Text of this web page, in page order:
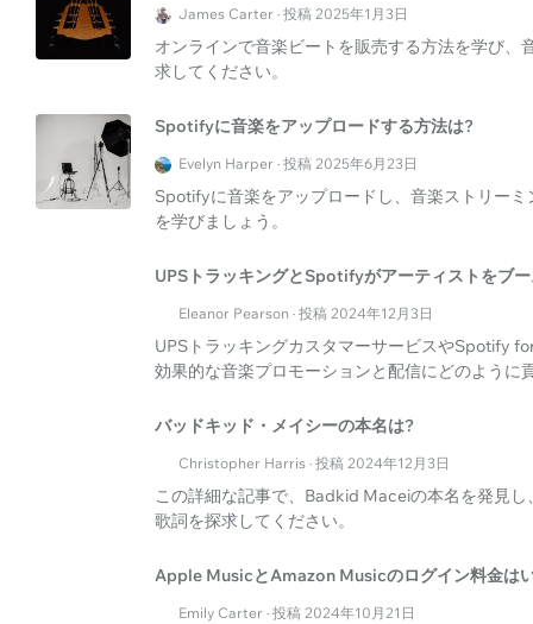
James Carter · 投稿 2025年1月3日
オンラインで音楽ビートを販売する方法を学び
求してください。
Spotifyに音楽をアップロードする方法は?
Evelyn Harper · 投稿 2025年6月23日
Spotifyに音楽をアップロードし、音楽ストリー
を学びましょう。
UPSトラッキングとSpotifyがアーティストをブ
Eleanor Pearson · 投稿 2024年12月3日
UPSトラッキングカスタマーサービスやSpotify
効果的な音楽プロモーションと配信にどのように
バッドキッド・メイシーの本名は?
Christopher Harris · 投稿 2024年12月3日
この詳細な記事で、Badkid Maceiの本名を発見
歌詞を探求してください。
Apple MusicとAmazon Musicのログイン料金は
Emily Carter · 投稿 2024年10月21日